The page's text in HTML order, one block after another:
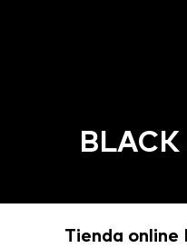
Tienda online